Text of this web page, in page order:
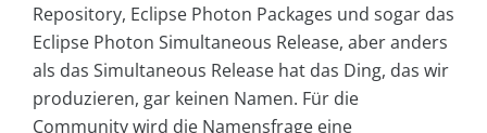
Repository, Eclipse Photon Packages und sogar das
Eclipse Photon Simultaneous Release, aber anders
als das Simultaneous Release hat das Ding, das wir
produzieren, gar keinen Namen. Für die
Community wird die Namensfrage eine